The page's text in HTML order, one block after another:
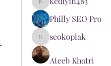
kediyin483
Philly SEO Pro
seokoplak
seokoplak
Ateeb Khatri